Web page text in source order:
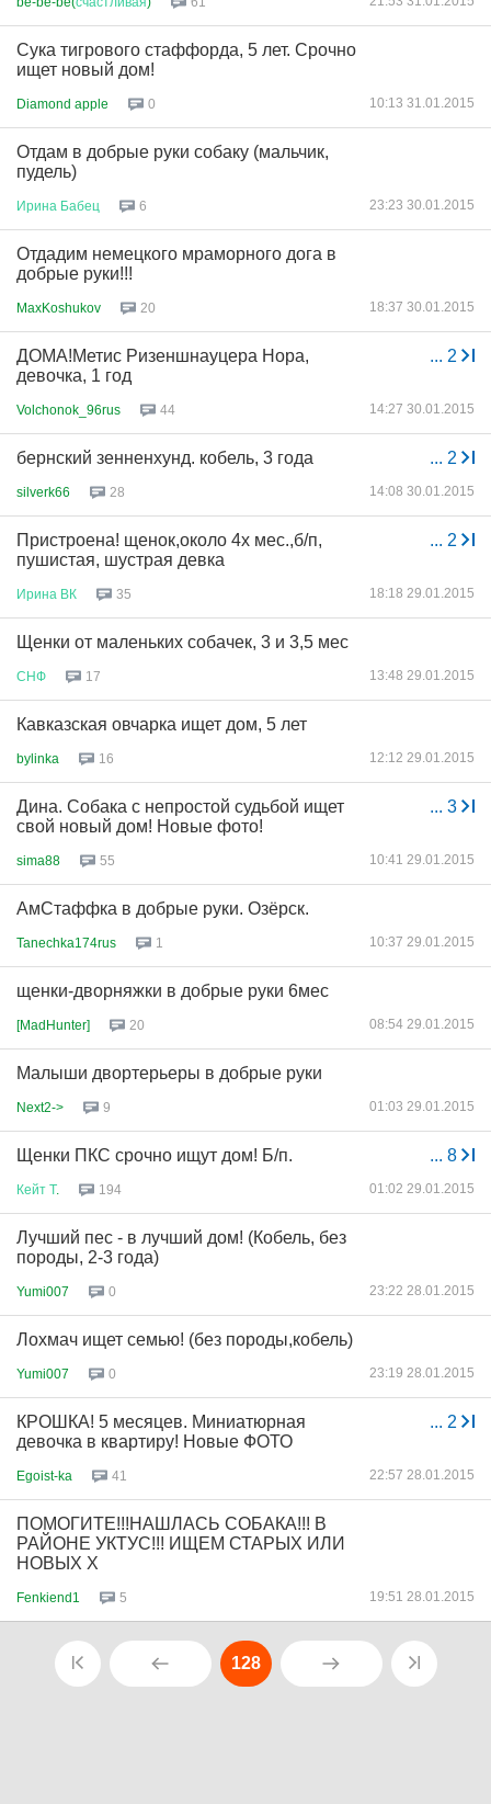
Сука тигрового стаффорда, 5 лет. Срочно
ищет новый дом!
Diamond apple 0 10:13 31.01.2015
Отдам в добрые руки собаку (мальчик,
пудель)
Ирина Бабец 6 23:23 30.01.2015
Отдадим немецкого мраморного дога в
добрые руки!!!
MaxKoshukov 20 18:37 30.01.2015
... 2
ДОМА!Метис Ризеншнауцера Нора,
девочка, 1 год
Volchonok_96rus 44 14:27 30.01.2015
... 2
бернский зенненхунд. кобель, 3 года
silverk66 28 14:08 30.01.2015
... 2
Пристроена! щенок,около 4х мес.,б/п,
пушистая, шустрая девка
Ирина ВК 35 18:18 29.01.2015
Щенки от маленьких собачек, 3 и 3,5 мес
СНФ 17 13:48 29.01.2015
Кавказская овчарка ищет дом, 5 лет
bylinka 16 12:12 29.01.2015
... 3
Дина. Собака с непростой судьбой ищет
свой новый дом! Новые фото!
sima88 55 10:41 29.01.2015
АмСтаффка в добрые руки. Озёрск.
Tanechka174rus 1 10:37 29.01.2015
щенки-дворняжки в добрые руки 6мес
[MadHunter] 20 08:54 29.01.2015
Малыши двортерьеры в добрые руки
Next2-> 9 01:03 29.01.2015
... 8
Щенки ПКС срочно ищут дом! Б/п.
Кейт Т. 194 01:02 29.01.2015
Лучший пес - в лучший дом! (Кобель, без
породы, 2-3 года)
Yumi007 0 23:22 28.01.2015
Лохмач ищет семью! (без породы,кобель)
Yumi007 0 23:19 28.01.2015
... 2
КРОШКА! 5 месяцев. Миниатюрная
девочка в квартиру! Новые ФОТО
Egoist-ka 41 22:57 28.01.2015
ПОМОГИТЕ!!!НАШЛАСЬ СОБАКА!!! В
РАЙОНЕ УКТУС!!! ИЩЕМ СТАРЫХ ИЛИ
НОВЫХ Х
Fenkiend1 5 19:51 28.01.2015
128